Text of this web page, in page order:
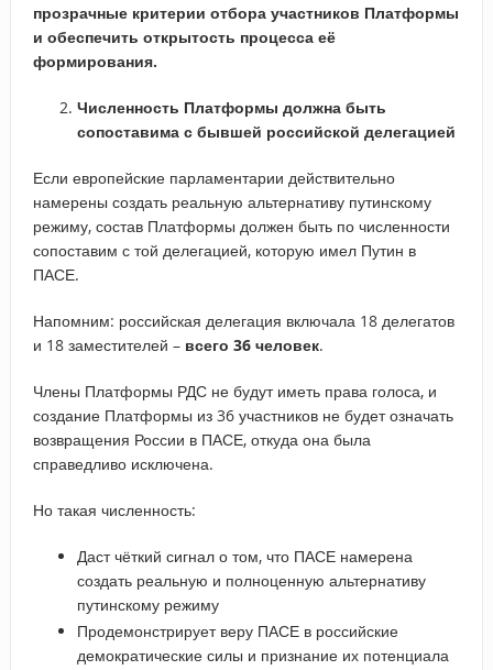
прозрачные критерии отбора участников Платформы
и обеспечить открытость процесса её
формирования.
Численность Платформы должна быть
сопоставима с бывшей российской делегацией
Если европейские парламентарии действительно
намерены создать реальную альтернативу путинскому
режиму, состав Платформы должен быть по численности
сопоставим с той делегацией, которую имел Путин в
ПАСЕ.
Напомним: российская делегация включала 18 делегатов
и 18 заместителей – всего 36 человек.
Члены Платформы РДС не будут иметь права голоса, и
создание Платформы из 36 участников не будет означать
возвращения России в ПАСЕ, откуда она была
справедливо исключена.
Но такая численность:
Даст чёткий сигнал о том, что ПАСЕ намерена
создать реальную и полноценную альтернативу
путинскому режиму
Продемонстрирует веру ПАСЕ в российские
демократические силы и признание их потенциала